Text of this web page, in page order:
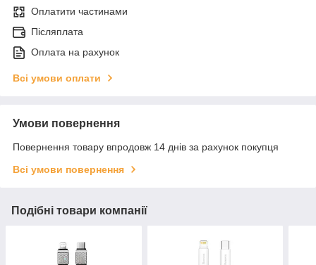
Оплатити частинами
Післяплата
Оплата на рахунок
Всі умови оплати
Умови повернення
Повернення товару впродовж 14 днів за рахунок покупця
Всі умови повернення
Подібні товари компанії